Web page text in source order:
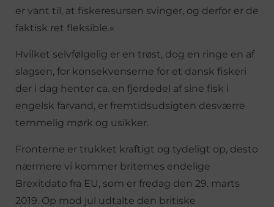
er vant til, at fiskeresursen svinger, og derfor er de
faktisk ret fleksible.«
Hvilket selvfølgelig er en trøst, dog en ringe en af
slagsen, for konsekvenserne for et dansk fiskeri
der i dag henter ca. en fjerdedel af sine fisk i
engelsk farvand, er fremtidsudsigten desværre
temmelig mørk og usikker.
Fronterne er trukket kraftigt og tydeligt op, desto
nærmere vi kommer briternes endelige
Brexitdato fra EU, som er fredag den 29. marts
2019. Op mod jul udtalte den britiske